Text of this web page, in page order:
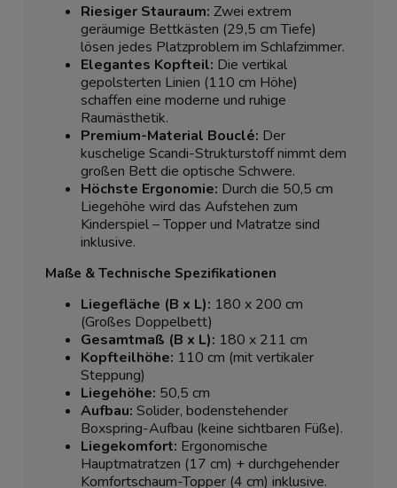
Riesiger Stauraum: Zwei extrem
geräumige Bettkästen (29,5 cm Tiefe)
lösen jedes Platzproblem im Schlafzimmer.
Elegantes Kopfteil: Die vertikal
gepolsterten Linien (110 cm Höhe)
schaffen eine moderne und ruhige
Raumästhetik.
Premium-Material Bouclé: Der
kuschelige Scandi-Strukturstoff nimmt dem
großen Bett die optische Schwere.
Höchste Ergonomie: Durch die 50,5 cm
Liegehöhe wird das Aufstehen zum
Kinderspiel – Topper und Matratze sind
inklusive.
Maße & Technische Spezifikationen
Liegefläche (B x L): 180 x 200 cm
(Großes Doppelbett)
Gesamtmaß (B x L): 180 x 211 cm
Kopfteilhöhe: 110 cm (mit vertikaler
Steppung)
Liegehöhe: 50,5 cm
Aufbau: Solider, bodenstehender
Boxspring-Aufbau (keine sichtbaren Füße).
Liegekomfort: Ergonomische
Hauptmatratzen (17 cm) + durchgehender
Komfortschaum-Topper (4 cm) inklusive.